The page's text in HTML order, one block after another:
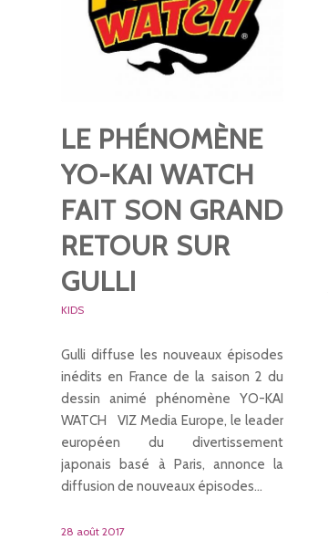
LE PHÉNOMÈNE
YO-KAI WATCH
FAIT SON GRAND
RETOUR SUR
GULLI
KIDS
Gulli diffuse les nouveaux épisodes
inédits en France de la saison 2 du
dessin animé phénomène YO-KAI
WATCH VIZ Media Europe, le leader
européen du divertissement
japonais basé à Paris, annonce la
diffusion de nouveaux épisodes…
28 août 2017